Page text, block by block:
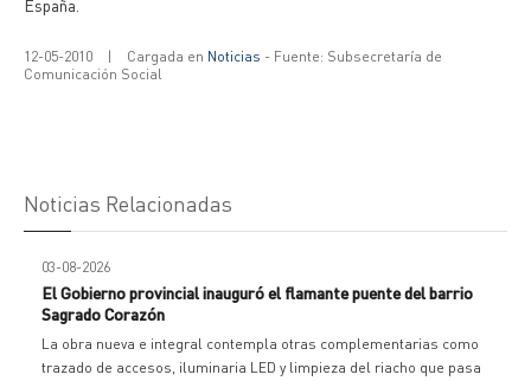
España.
12-05-2010 | Cargada en Noticias - Fuente: Subsecretaría de
Comunicación Social
Noticias Relacionadas
03-08-2026
El Gobierno provincial inauguró el flamante puente del barrio
Sagrado Corazón
La obra nueva e integral contempla otras complementarias como
trazado de accesos, iluminaria LED y limpieza del riacho que pasa